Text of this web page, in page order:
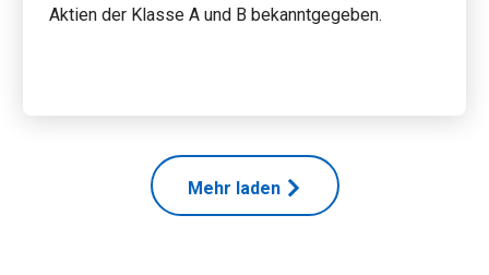
Aktien der Klasse A und B bekanntgegeben.
Mehr laden